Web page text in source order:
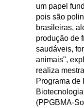
um papel
pois são
brasileiras,
produção de
saudáveis,
animais",
realiza
Programa de
(PPGBMA-